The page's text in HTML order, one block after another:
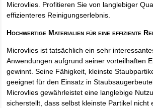
Microvlies. Profitieren Sie von langlebiger
effizienteres Reinigungserlebnis.
Hochwertige Materialien für eine effiziente
Microvlies ist tatsächlich ein sehr
Anwendungen aufgrund seiner vorteilhaften
gewinnt. Seine Fähigkeit, kleinste
geeignet für den Einsatz in
Microvlies gewährleistet eine langlebige
sicherstellt, dass selbst kleinste Partikel nicht